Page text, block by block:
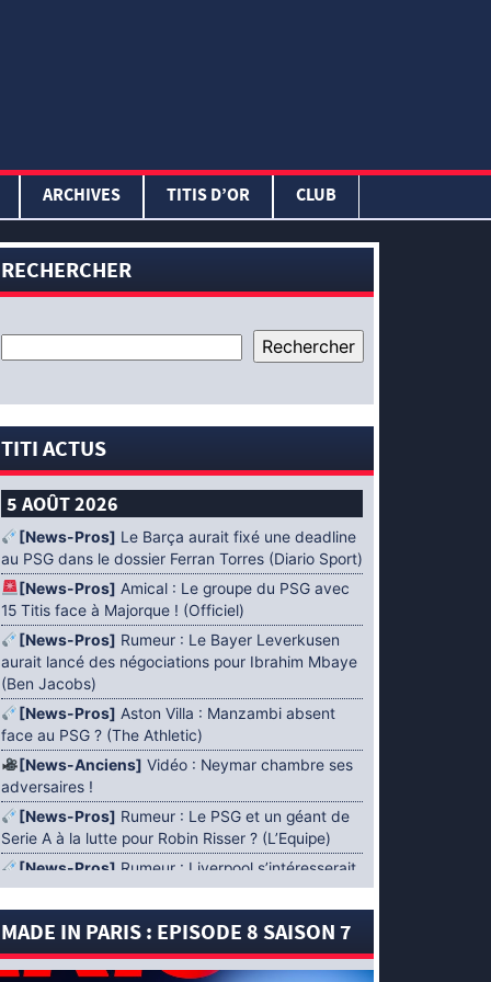
ARCHIVES TITIS D’OR CLUB
RECHERCHER
TITI ACTUS
5 AOÛT 2026
[News-Pros] Le Barça aurait fixé une deadline
au PSG dans le dossier Ferran Torres (Diario Sport)
[News-Pros] Amical : Le groupe du PSG avec
15 Titis face à Majorque ! (Officiel)
[News-Pros] Rumeur : Le Bayer Leverkusen
aurait lancé des négociations pour Ibrahim Mbaye
(Ben Jacobs)
[News-Pros] Aston Villa : Manzambi absent
face au PSG ? (The Athletic)
[News-Anciens] Vidéo : Neymar chambre ses
adversaires !
[News-Pros] Rumeur : Le PSG et un géant de
Serie A à la lutte pour Robin Risser ? (L’Equipe)
[News-Pros] Rumeur : Liverpool s’intéresserait
à Ibrahim Mbaye en plus de Bradley Barcola
(Fabrizio Romano)
[News-Pros]Rumeur : Accord contractuel
trouvé entre le PSG et Mika Godts (Fabrizio
MADE IN PARIS : EPISODE 8 SAISON 7